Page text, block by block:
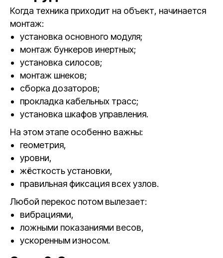
Когда техника приходит на объект, начинается
монтаж:
установка основного модуля;
монтаж бункеров инертных;
установка силосов;
монтаж шнеков;
сборка дозаторов;
прокладка кабельных трасс;
установка шкафов управления.
На этом этапе особенно важны:
геометрия,
уровни,
жёсткость установки,
правильная фиксация всех узлов.
Любой перекос потом вылезает:
вибрациями,
ложными показаниями весов,
ускоренным износом.